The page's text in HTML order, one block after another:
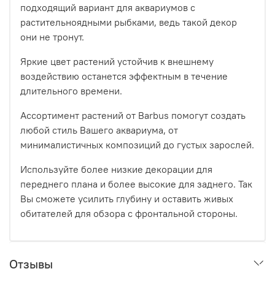
подходящий вариант для аквариумов с
растительноядными рыбками, ведь такой декор
они не тронут.
Яркие цвет растений устойчив к внешнему
воздействию останется эффектным в течение
длительного времени.
Ассортимент растений от Barbus помогут создать
любой стиль Вашего аквариума, от
минималистичных композиций до густых зарослей.
Используйте более низкие декорации для
переднего плана и более высокие для заднего. Так
Вы сможете усилить глубину и оставить живых
обитателей для обзора с фронтальной стороны.
Отзывы